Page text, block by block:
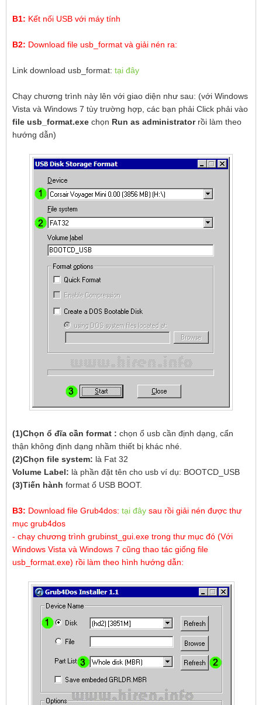
B1: Kết nối USB với máy tính
B2: Download file usb_format và giải nén ra:
Link download usb_format:tại đây
Chạy chương trình này lên với giao diện như sau: (với Windows
Vista và Windows 7 tùy trường hợp, các bạn phải Click phải vào
file usb_format.exe chọn Run as administratorrồi làm theo
hướng dẫn)
(1)Chọn ổ đĩa cần format : chọn ổ usb cần định dạng, cẩn
thận không định dạng nhầm thiết bị khác nhé.
(2)Chọn file system: là Fat 32
Volume Label: là phần đặt tên cho usb ví dụ: BOOTCD_USB
(3)Tiến hành format ổ USB BOOT.
B3: Download file Grub4dos:tại đây sau rồi giải nén được thư
mục grub4dos
- chạy chương trình grubinst_gui.exe trong thư mục đó (Với
Windows Vista và Windows 7 cũng thao tác giống file
usb_format.exe) rồi làm theo hình hướng dẫn: